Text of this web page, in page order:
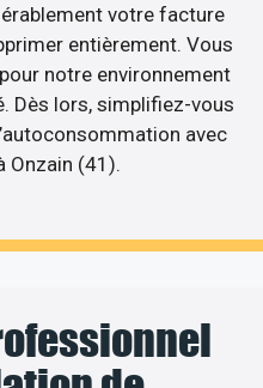
votre facture
entièrement. Vous
notre environnement
Dès lors, simplifiez-vous
avec
Onzain (41).